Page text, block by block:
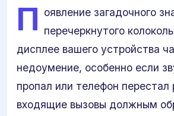
П оявление загадочного
перечеркнутого
дисплее вашего устройства
недоумение, особенно если
пропал или телефон перестал
входящие вызовы должным